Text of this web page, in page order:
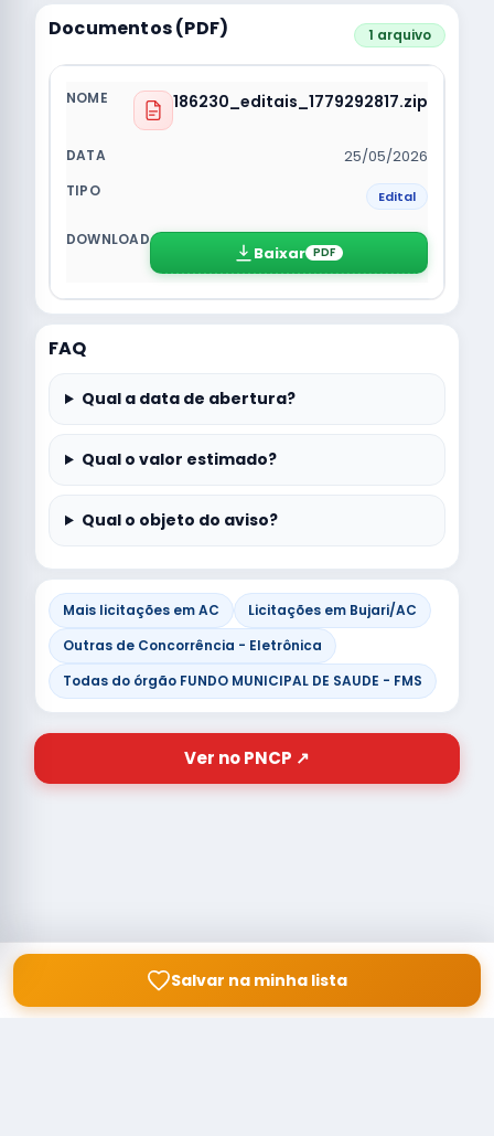
Documentos (PDF) 1 arquivo
186230_editais_1779292817.zip
25/05/2026
Edital
Baixar PDF
FAQ
Qual a data de abertura?
Qual o valor estimado?
Qual o objeto do aviso?
Mais licitações em AC
Licitações em Bujari/AC
Outras de Concorrência - Eletrônica
Todas do órgão FUNDO MUNICIPAL DE SAUDE - FMS
Ver no PNCP ↗
Salvar na minha lista